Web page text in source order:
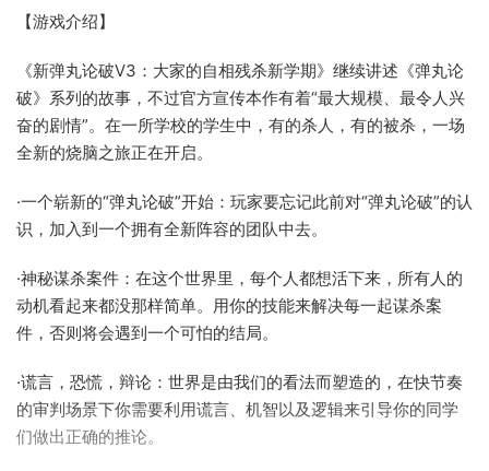
【游戏介绍】
《新弹丸论破V3：大家的自相残杀新学期》继续讲述《弹丸论
破》系列的故事，不过官方宣传本作有着“最大规模、最令人兴
奋的剧情”。在一所学校的学生中，有的杀人，有的被杀，一场
全新的烧脑之旅正在开启。
·一个崭新的“弹丸论破”开始：玩家要忘记此前对“弹丸论破”的认
识，加入到一个拥有全新阵容的团队中去。
·神秘谋杀案件：在这个世界里，每个人都想活下来，所有人的
动机看起来都没那样简单。用你的技能来解决每一起谋杀案
件，否则将会遇到一个可怕的结局。
·谎言，恐慌，辩论：世界是由我们的看法而塑造的，在快节奏
的审判场景下你需要利用谎言、机智以及逻辑来引导你的同学
们做出正确的推论。